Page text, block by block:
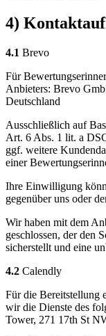
4)
4.1 Brevo
Für
Anbieters: Brevo
Deutschland
Ausschließlich auf
Art. 6 Abs. 1 lit. a
ggf. weitere
einer
Ihre Einwilligung
gegenüber uns oder
Wir haben mit dem
geschlossen, der den
sicherstellt und eine
4.2 Calendly
Für die Bereitstellung
wir die Dienste des
Tower, 271 17th St